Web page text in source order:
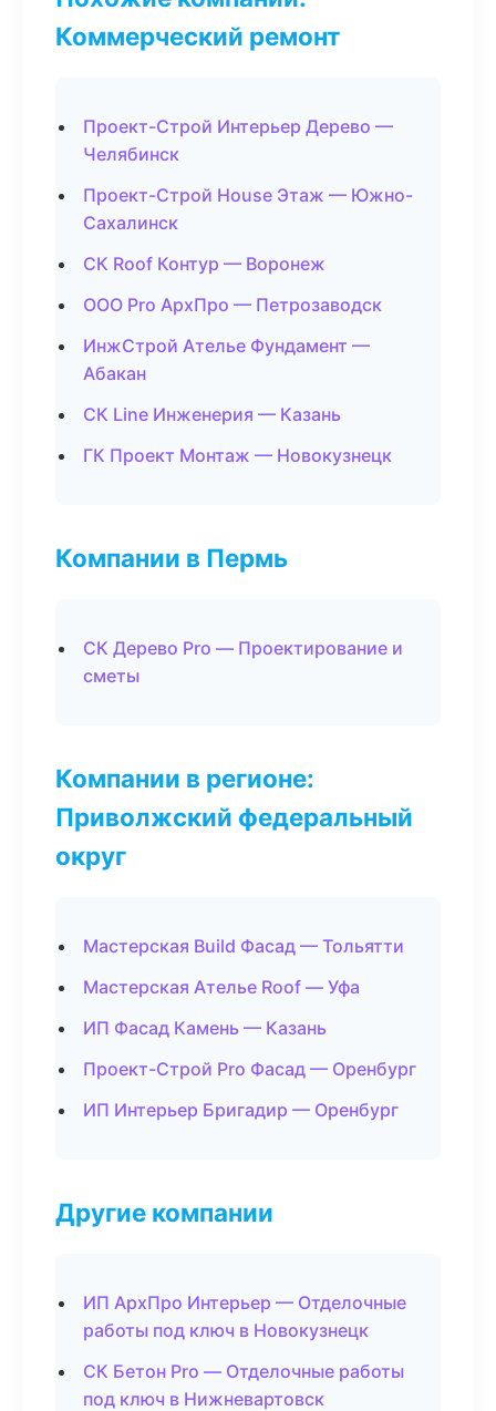
Коммерческий ремонт
Проект-Строй Интерьер Дерево —
Челябинск
Проект-Строй House Этаж — Южно-
Сахалинск
СК Roof Контур — Воронеж
ООО Pro АрхПро — Петрозаводск
ИнжСтрой Ателье Фундамент —
Абакан
СК Line Инженерия — Казань
ГК Проект Монтаж — Новокузнецк
Компании в Пермь
СК Дерево Pro — Проектирование и
сметы
Компании в регионе:
Приволжский федеральный
округ
Мастерская Build Фасад — Тольятти
Мастерская Ателье Roof — Уфа
ИП Фасад Камень — Казань
Проект-Строй Pro Фасад — Оренбург
ИП Интерьер Бригадир — Оренбург
Другие компании
ИП АрхПро Интерьер — Отделочные
работы под ключ в Новокузнецк
СК Бетон Pro — Отделочные работы
под ключ в Нижневартовск